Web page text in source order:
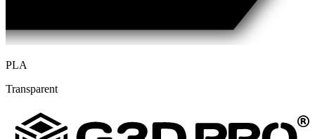
PLA
Transparent